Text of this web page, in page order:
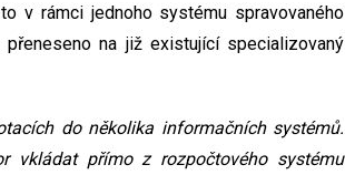
v rámci jednoho systému spravovaného
na již existující specializovaný
do několika informačních systémů.
vkládat přímo z rozpočtového systému